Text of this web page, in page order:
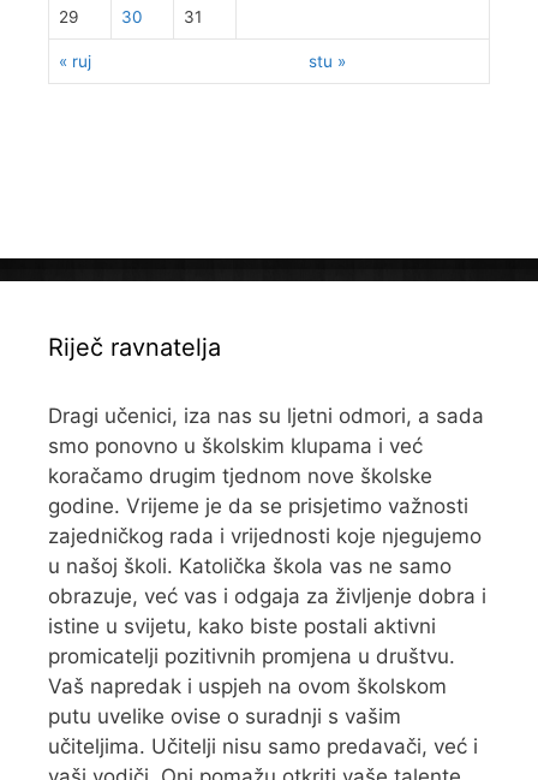
« ruj stu »
29 30 31
Riječ ravnatelja
Dragi učenici, iza nas su ljetni odmori, a sada
smo ponovno u školskim klupama i već
koračamo drugim tjednom nove školske
godine. Vrijeme je da se prisjetimo važnosti
zajedničkog rada i vrijednosti koje njegujemo
u našoj školi. Katolička škola vas ne samo
obrazuje, već vas i odgaja za življenje dobra i
istine u svijetu, kako biste postali aktivni
promicatelji pozitivnih promjena u društvu.
Vaš napredak i uspjeh na ovom školskom
putu uvelike ovise o suradnji s vašim
učiteljima. Učitelji nisu samo predavači, već i